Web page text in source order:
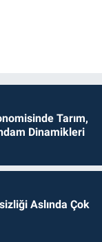
Tarım,
Dinamikleri
Aslında Çok